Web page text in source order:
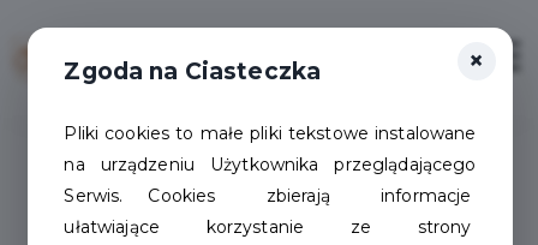
×
Zgoda na Ciasteczka
Pliki cookies to małe pliki tekstowe instalowane
na urządzeniu Użytkownika przeglądającego
Serwis. Cookies zbierają informacje
ułatwiające korzystanie ze strony